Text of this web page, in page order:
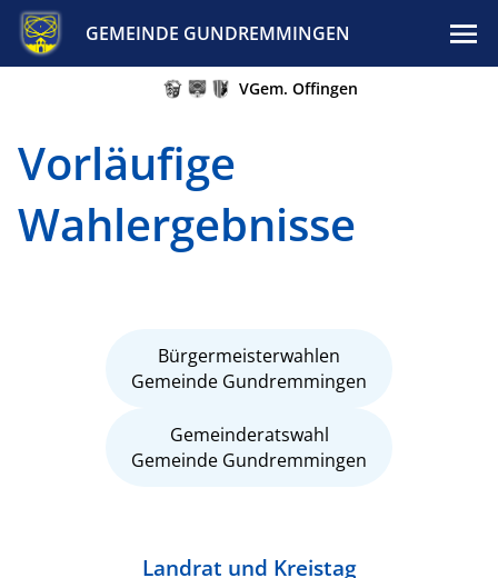
GEMEINDE GUNDREMMINGEN
VGem. Offingen
Vorläufige
Wahlergebnisse
Bürgermeisterwahlen
Gemeinde Gundremmingen
Gemeinderatswahl
Gemeinde Gundremmingen
Landrat und Kreistag